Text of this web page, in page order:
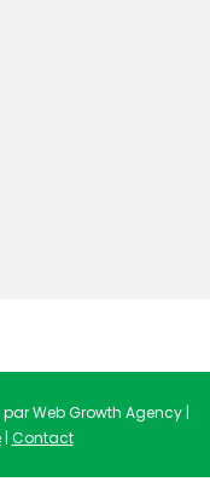
Web Growth Agency |
| Contact